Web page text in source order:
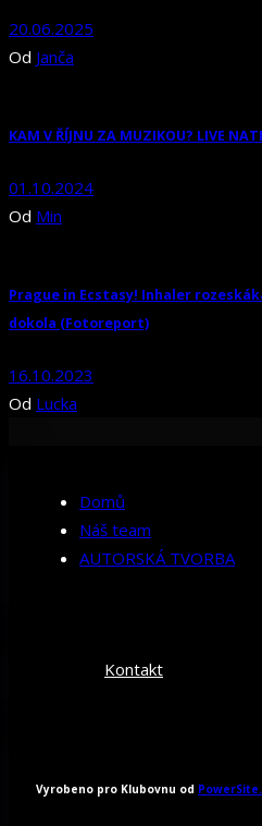
20.06.2025
Od Janča
KAM V ŘÍJNU ZA MUZIKOU? LIVE
01.10.2024
Od Min
Prague in Ecstasy! Inhaler
dokola (Fotoreport)
16.10.2023
Od Lucka
Domů
Náš team
AUTORSKÁ TVORBA
Kontakt
Vyrobeno pro Klubovnu od PowerSite.